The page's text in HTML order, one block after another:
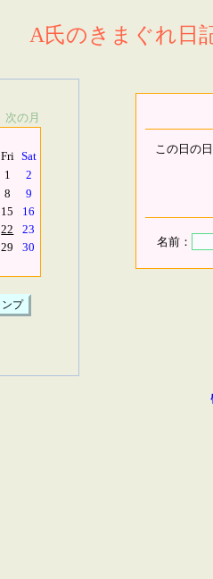
A氏のきまぐれ日
次の月
Fri Sat
1
2
8
9
15
16
22
23
29
30
この日の
名前：